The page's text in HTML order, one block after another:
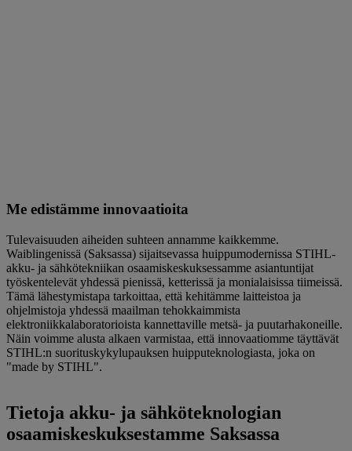
Me edistämme innovaatioita
Tulevaisuuden aiheiden suhteen annamme kaikkemme.
Waiblingenissä (Saksassa) sijaitsevassa huippumodernissa STIHL-
akku- ja sähkötekniikan osaamiskeskuksessamme asiantuntijat
työskentelevät yhdessä pienissä, ketterissä ja monialaisissa tiimeissä.
Tämä lähestymistapa tarkoittaa, että kehitämme laitteistoa ja
ohjelmistoja yhdessä maailman tehokkaimmista
elektroniikkalaboratorioista kannettaville metsä- ja puutarhakoneille.
Näin voimme alusta alkaen varmistaa, että innovaatiomme täyttävät
STIHL:n suorituskykylupauksen huipputeknologiasta, joka on
"made by STIHL".
Tietoja akku- ja sähköteknologian
osaamiskeskuksestamme Saksassa